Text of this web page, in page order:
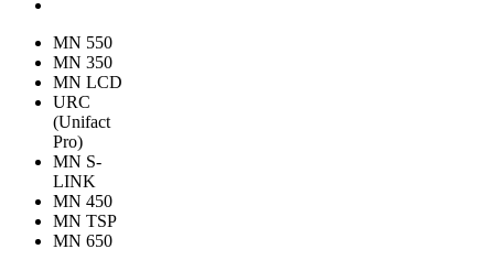
MN 550
MN 350
MN LCD
URC
(Unifact
Pro)
MN S-
LINK
MN 450
MN TSP
MN 650